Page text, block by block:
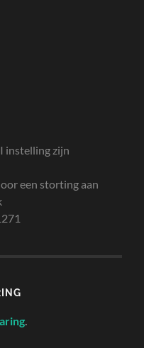
instelling zijn
een storting aan
.